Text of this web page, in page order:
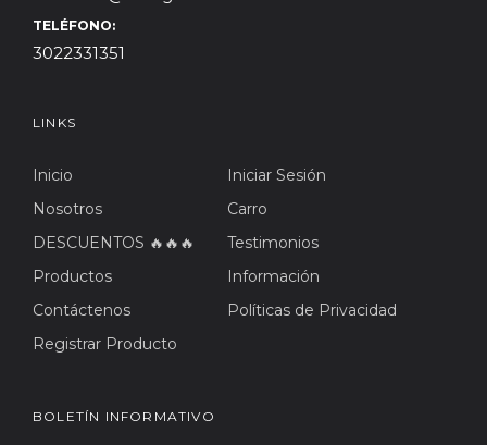
TELÉFONO:
3022331351
LINKS
Inicio
Nosotros
DESCUENTOS 🔥🔥🔥
Productos
Contáctenos
Registrar Producto
Iniciar Sesión
Carro
Testimonios
Información
Políticas de Privacidad
BOLETÍN INFORMATIVO